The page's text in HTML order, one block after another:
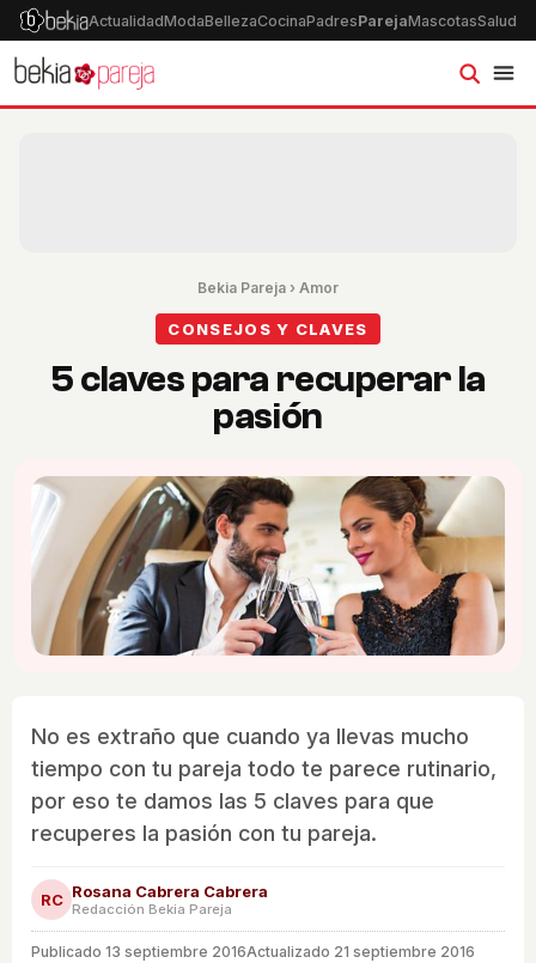
ActualidadModaBellezaCocinaPadresParejaMascotasSalud
Bekia Pareja › Amor
CONSEJOS Y CLAVES
5 claves para recuperar la
pasión
No es extraño que cuando ya llevas mucho
tiempo con tu pareja todo te parece rutinario,
por eso te damos las 5 claves para que
recuperes la pasión con tu pareja.
RC Rosana Cabrera Cabrera
Redacción Bekia Pareja
Publicado 13 septiembre 2016Actualizado 21 septiembre 2016